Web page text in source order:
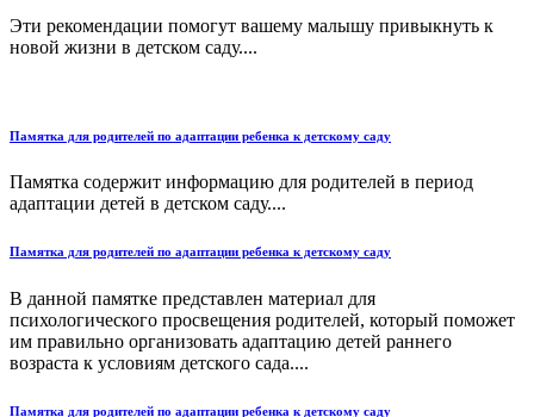
Эти рекомендации помогут вашему малышу привыкнуть к
новой жизни в детском саду....
Памятка для родителей по адаптации ребенка к детскому саду
Памятка содержит информацию для родителей в период
адаптации детей в детском саду....
Памятка для родителей по адаптации ребенка к детскому саду
В данной памятке представлен материал для
психологического просвещения родителей, который поможет
им правильно организовать адаптацию детей раннего
возраста к условиям детского сада....
Памятка для родителей по адаптации ребенка к детскому саду